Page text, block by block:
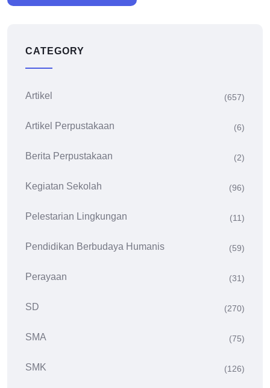
CATEGORY
Artikel (657)
Artikel Perpustakaan (6)
Berita Perpustakaan (2)
Kegiatan Sekolah (96)
Pelestarian Lingkungan (11)
Pendidikan Berbudaya Humanis (59)
Perayaan (31)
SD (270)
SMA (75)
SMK (126)